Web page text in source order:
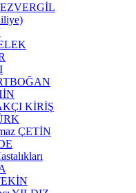
KİRİŞ
ÇETİN